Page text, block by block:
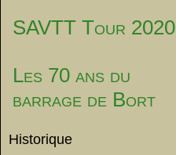
SAVTT Tour 2020
Les 70 ans du
barrage de Bort
Historique